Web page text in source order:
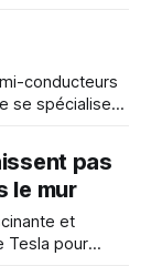
gestion,
conducteurs
se spécialise
$. Si tout va
pas
le mur
et
Tesla pour